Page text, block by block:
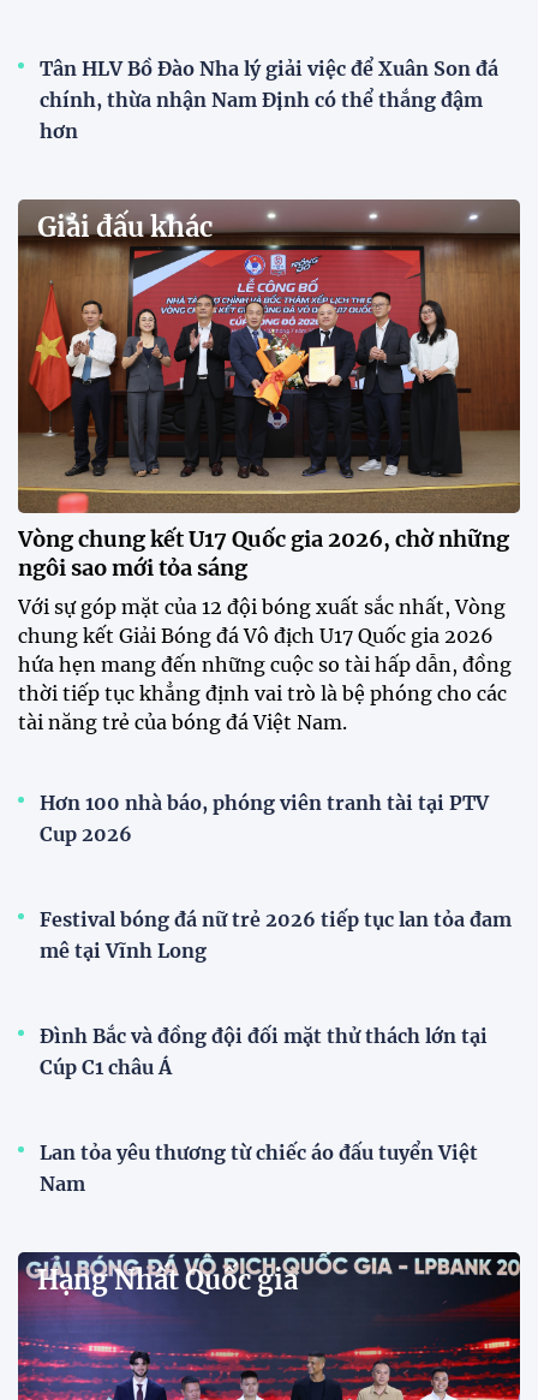
VCK U21 Quốc gia – Cúp FPT Play 2026: Hứa
Quy tụ 12 đội bóng trẻ hàng đầu cả nước, VCK U21
Quốc gia – Cúp FPT Play 2026 hứa hẹn tạo nên cuộc
đua sôi động, đồng thời là bệ phóng cho những
gương mặt triển vọng của bóng đá Việt Nam.
Khai mạc chương trình tuyển sinh, phát hiện tài
năng bóng đá nữ
ĐKVĐ Cúp Quốc gia chiêu mộ sao trẻ của ĐT Việt
Nam
Đình Bắc cùng dàn sao CAHN "thắng lớn" tại
V.League Awards 2026
Loạt cầu thủ U19 Việt Nam thi tốt nghiệp THPT
Đình Bắc cùng dàn sao CAHN "thắng lớn" tại
V.League Awards 2026
an Hà Nội được xướng tên ở hàng loạt hạng mục
quan trọng tại V.League Awards 2026 sau mùa giải
thành công rực rỡ.